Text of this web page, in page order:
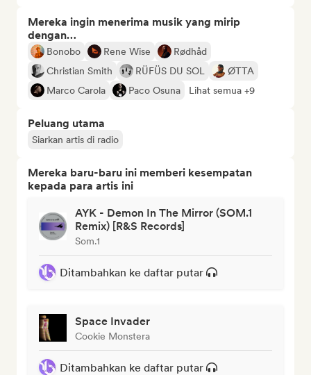
Mereka ingin menerima musik yang mirip
dengan…
Bonobo Rene Wise
Rødhåd
Christian Smith
RÜFÜS DU SOL
ØTTA
Marco Carola
Paco Osuna Lihat semua +9
Peluang utama
Siarkan artis di radio
Mereka baru-baru ini memberi kesempatan
kepada para artis ini
AYK - Demon In The Mirror (SOM.1
Remix) [R&S Records]
Som.1
Ditambahkan ke daftar putar
Space Invader
Cookie Monstera
Ditambahkan ke daftar putar